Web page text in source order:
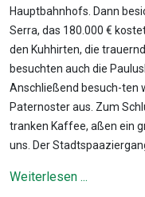
Hauptbahnhofs. Dann
Serra, das 180.000 €
den Kuhhirten, die
besuchten auch die
Anschließend besuch-ten
Paternoster aus. Zum
tranken Kaffee, aßen ein
uns. Der
Weiterlesen ...